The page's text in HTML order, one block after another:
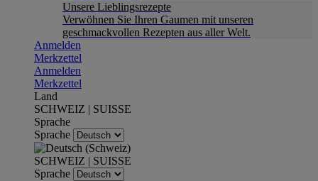
Unsere Lieblingsrezepte
Verwöhnen Sie Ihren Gaumen mit unseren
geschmackvollen Rezepten aus aller Welt.
Anmelden
Merkzettel
Anmelden
Merkzettel
Land
SCHWEIZ | SUISSE
Sprache
Sprache
SCHWEIZ | SUISSE
Sprache